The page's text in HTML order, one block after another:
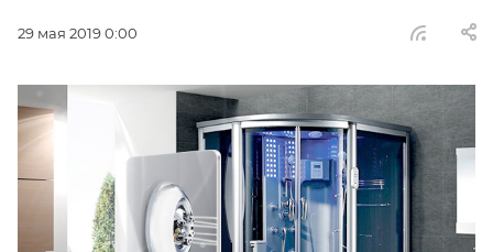
29 мая 2019 0:00